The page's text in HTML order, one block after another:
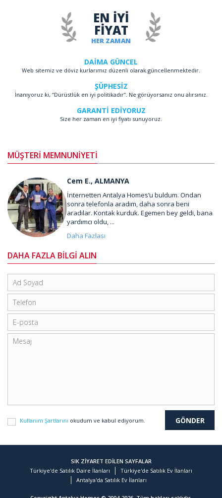
HER ZAMAN
EN İYİ
FİYAT
DAİMA GÜNCEL
Web sitemiz ve döviz kurlarımız düzenli olarak güncellenmektedir.
ŞÜPHESİZ
İnanıyoruz ki, “Dürüstlük en iyi politikadır”. Ne görüyorsanız onu alırsınız.
GARANTİ EDİYORUZ
Size her zaman en iyi fiyatı sunuyoruz.
MÜŞTERİ MEMNUNİYETİ
Cem E., ALMANYA
İnternetten Antalya Homes’u buldum. Ondan
sonra telefonla aradım, daha sonra beni
aradılar. Kontak kurduk. Egemen bey geldi, bana
yardımcı oldu, ...
Daha Fazlası
DAHA FAZLA BİLGİ ALIN
Kullanım Şartlarını okudum ve kabul ediyorum.
SIK ZİYARET EDİLEN SAYFALAR
Türkiye'de Satılık Daire İlanları
Türkiye'de Satılık Ev İlanları
Antalya'da Satılık Ev İlanları